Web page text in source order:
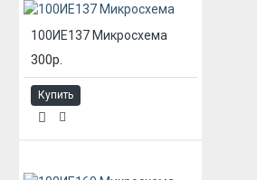
100ИЕ137 Микросхема
300р.
Купить